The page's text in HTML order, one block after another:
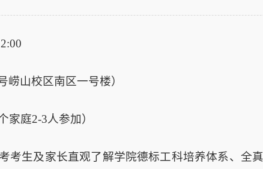
崂山校区南区一号楼）
家庭2-3人参加）
考生及家长直观了解学院德标工科培养体系、全